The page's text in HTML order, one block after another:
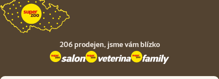
206 prodejen, jsme vám blízko